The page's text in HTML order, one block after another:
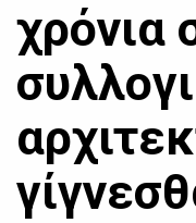
χρόνια